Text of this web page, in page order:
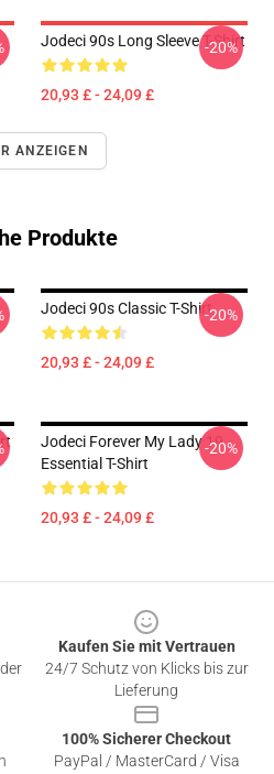
Jodeci 90s Long Sleeve T-Shirt
20,93 £ - 24,09 £
-20%
ANZEIGEN
Produkte
Jodeci 90s Classic T-Shirt
20,93 £ - 24,09 £
-20%
Jodeci Forever My Lady 19
Essential T-Shirt
20,93 £ - 24,09 £
-20%
Kaufen Sie mit Vertrauen
24/7 Schutz von Klicks bis zur
Lieferung
100% Sicherer Checkout
PayPal / MasterCard / Visa